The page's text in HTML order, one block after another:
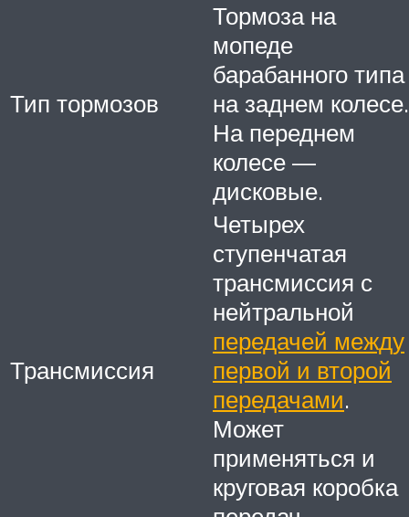
Тип тормозов
Тормоза на
мопеде
барабанного типа
на заднем колесе.
На переднем
колесе —
дисковые.
Трансмиссия
Четырех
ступенчатая
трансмиссия с
нейтральной
передачей между
первой и второй
передачами.
Может
применяться и
круговая коробка